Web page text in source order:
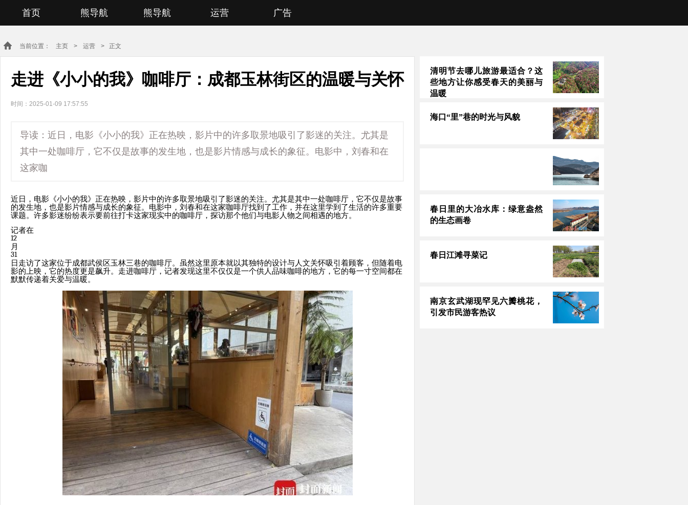
首页 熊导航 熊导航 运营 广告
当前位置： 主页 > 运营 > 正文
走进《小小的我》咖啡厅：成都玉林街区的温暖与关怀
时间：2025-01-09 17:57:55
导读：近日，电影《小小的我》正在热映，影片中的许多取景地吸引了影迷的关注。尤其是
其中一处咖啡厅，它不仅是故事的发生地，也是影片情感与成长的象征。电影中，刘春和在
这家咖
近日，电影《小小的我》正在热映，影片中的许多取景地吸引了影迷的关注。尤其是其中一处咖啡厅，它不仅是故事
的发生地，也是影片情感与成长的象征。电影中，刘春和在这家咖啡厅找到了工作，并在这里学到了生活的许多重要
课题。许多影迷纷纷表示要前往打卡这家现实中的咖啡厅，探访那个他们与电影人物之间相遇的地方。
记者在
12
月
31
日走访了这家位于成都武侯区玉林三巷的咖啡厅。虽然这里原本就以其独特的设计与人文关怀吸引着顾客，但随着电
影的上映，它的热度更是飙升。走进咖啡厅，记者发现这里不仅仅是一个供人品味咖啡的地方，它的每一寸空间都在
默默传递着关爱与温暖。
清明节去哪儿旅游最适合？这
些地方让你感受春天的美丽与
温暖
海口“里”巷的时光与风貌
春日里的大冶水库：绿意盎然
的生态画卷
春日江滩寻菜记
南京玄武湖现罕见六瓣桃花，
引发市民游客热议